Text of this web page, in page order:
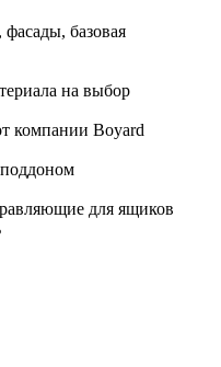
базовая
на выбор
компании Boyard
для ящиков